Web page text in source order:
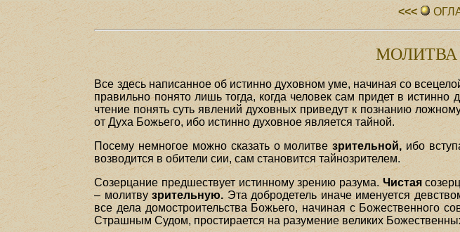
<<<
МОЛИТВА
Все здесь написанное об истинно духовном уме, начиная со
правильно понято лишь тогда, когда человек сам придет в
чтение понять суть явлений духовных приведут к познанию
от Духа Божьего, ибо истинно духовное является тайной.
Посему немногое можно сказать о молитвезрительной, ибо
возводится в обители сии, сам становится тайнозрителем.
Созерцание предшествует истинному зрению разума. Чистая
– молитвузрительную.Эта добродетель иначе именуется
все дела домостроительства Божьего, начиная с Божественного
Страшным Судом, простирается на разумение великих